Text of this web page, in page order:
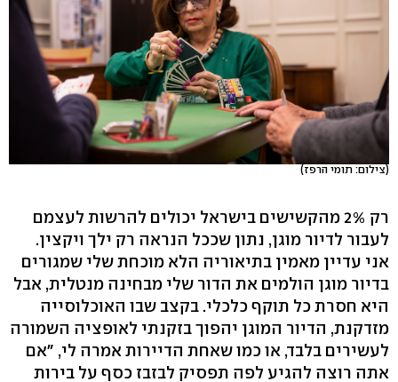
(צילום: תומי הרפז)
רק 2% מהקשישים בישראל יכולים להרשות לעצמם
לעבור לדיור מוגן, נתון שככל הנראה רק ילך ויקצין.
אני עדיין מאמין בתיאוריה הלא מוכחת שלי שמגורים
בדיור מוגן הולמים את הדור שלי מבחינה מנטלית, אבל
היא חסרת כל תוקף כלכלי. בקצב שבו האוכלוסייה
מזדקנת, הדיור המוגן יהפוך בזקנתי לאופציה השמורה
לעשירים בלבד, או כמו שאחת הדיירות אמרה לי, "אם
אתה רוצה להגיע לפה תפסיק לבזבז כסף על בירות